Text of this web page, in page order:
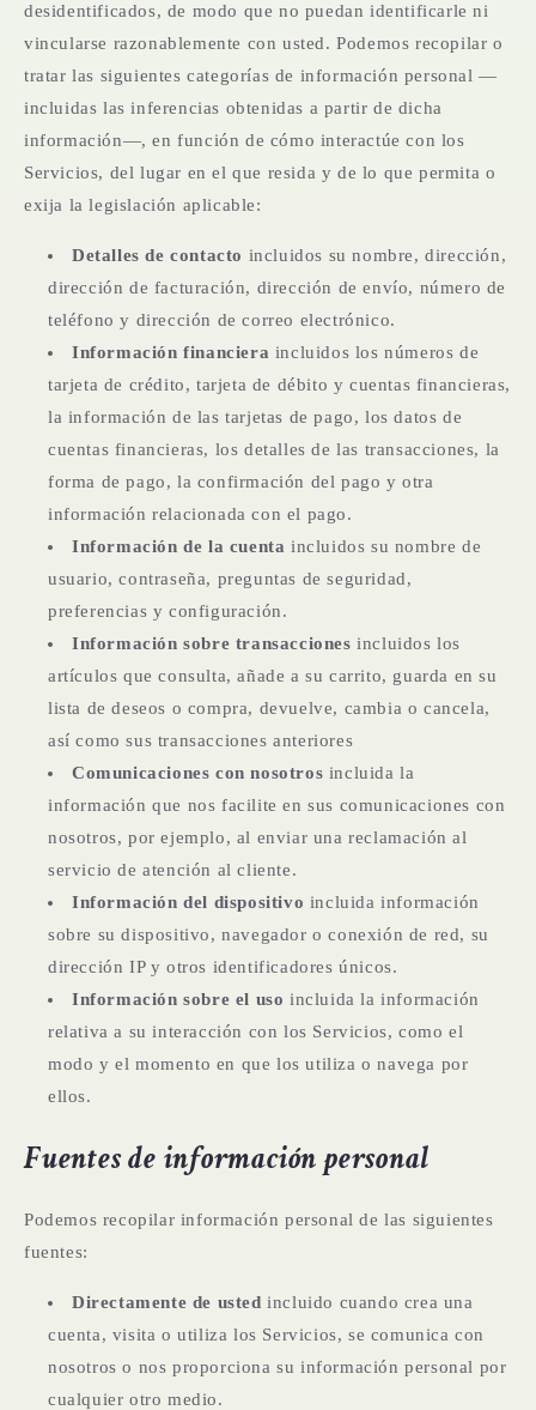
desidentificados, de modo que no puedan identificarle ni
vincularse razonablemente con usted. Podemos recopilar o
tratar las siguientes categorías de información personal —
incluidas las inferencias obtenidas a partir de dicha
información—, en función de cómo interactúe con los
Servicios, del lugar en el que resida y de lo que permita o
exija la legislación aplicable:
Detalles de contacto incluidos su nombre, dirección,
dirección de facturación, dirección de envío, número de
teléfono y dirección de correo electrónico.
Información financiera incluidos los números de
tarjeta de crédito, tarjeta de débito y cuentas financieras,
la información de las tarjetas de pago, los datos de
cuentas financieras, los detalles de las transacciones, la
forma de pago, la confirmación del pago y otra
información relacionada con el pago.
Información de la cuenta incluidos su nombre de
usuario, contraseña, preguntas de seguridad,
preferencias y configuración.
Información sobre transacciones incluidos los
artículos que consulta, añade a su carrito, guarda en su
lista de deseos o compra, devuelve, cambia o cancela,
así como sus transacciones anteriores
Comunicaciones con nosotros incluida la
información que nos facilite en sus comunicaciones con
nosotros, por ejemplo, al enviar una reclamación al
servicio de atención al cliente.
Información del dispositivo incluida información
sobre su dispositivo, navegador o conexión de red, su
dirección IP y otros identificadores únicos.
Información sobre el uso incluida la información
relativa a su interacción con los Servicios, como el
modo y el momento en que los utiliza o navega por
ellos.
Fuentes de información personal
Podemos recopilar información personal de las siguientes
fuentes:
Directamente de usted incluido cuando crea una
cuenta, visita o utiliza los Servicios, se comunica con
nosotros o nos proporciona su información personal por
cualquier otro medio.